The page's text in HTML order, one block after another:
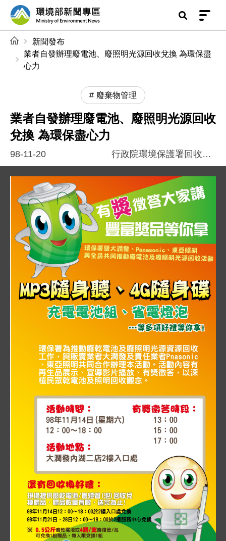
前往中央內容區塊
環境部新聞專區
新聞發布
業者自發辦理廢電池、廢照明光源回收兌換 為環保盡
心力
廢棄物管理
業者自發辦理廢電池、廢照明光源回收
兌換 為環保盡心力
98-11-20 行政院環境保護署回收基管會